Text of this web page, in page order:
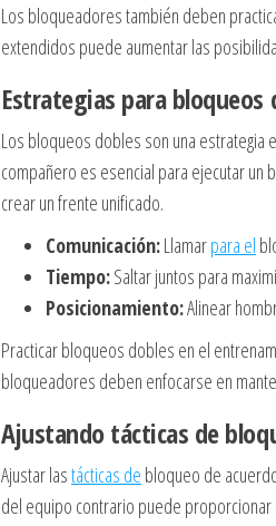
Los bloqueadores también deben
extendidos puede aumentar las
Estrategias para
Los bloqueos dobles son una estrategia
compañero es esencial para ejecutar
crear un frente unificado.
Comunicación:Llamarpara el
Tiempo:Saltar juntos para
Posicionamiento:Alinear
Practicar bloqueos dobles en el
bloqueadores deben enfocarse en
Ajustando tácticas de
Ajustar lastácticas de bloqueo de
del equipo contrario puede